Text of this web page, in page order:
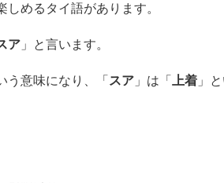
めるタイ語があります。
ア 」と言います。
う意味になり、「 スア 」は「 上着 」